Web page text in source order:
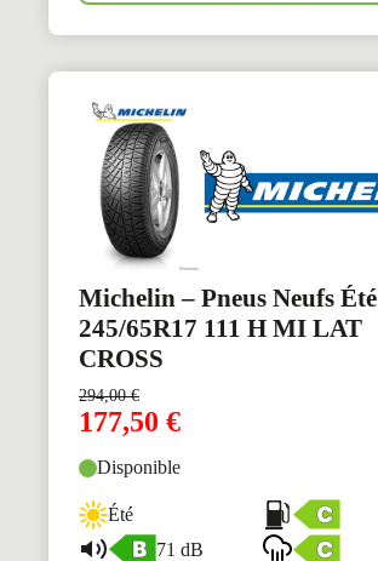
Michelin – Pneus Neufs Été
245/65R17 111 H MI LAT
CROSS
294,00€
177,50 €
Disponible
Été
71 dB